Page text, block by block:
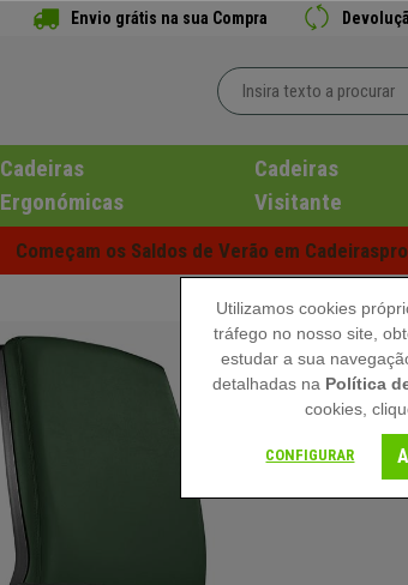
Envio grátis na sua Compra
Cadeiras
Ergonómicas
Cadeiras
Visitante
Começam os Saldos de Verão em
Utilizamos cookies
tráfego no nosso site,
estudar a sua
detalhadas na Política
cookies,
CONFIGURAR